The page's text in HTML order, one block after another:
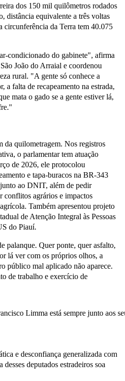
dos 150 mil quilômetros rodados
distância equivalente a três voltas
circunferência da Terra tem 40.075
condicionado do gabinete", afirma
João do Arraial e coordenou
rural. "A gente só conhece a
a falta de recapeamento na estrada,
mata o gado se a gente estiver lá,
da quilometragem. Nos registros
o parlamentar tem atuação
de 2026, ele protocolou
e tapa-buracos na BR-343
ao DNIT, além de pedir
conflitos agrários e impactos
Também apresentou projeto
de Atenção Integral às Pessoas
do Piauí.
palanque. Quer ponte, quer asfalto,
lá ver com os próprios olhos, a
público mal aplicado não aparece.
de trabalho e exercício de
Limma está sempre junto aos
e desconfiança generalizada com
deputados estradeiros soa